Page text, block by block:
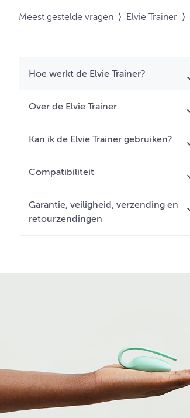
Meest gestelde vragen ⟩ Elvie Trainer ⟩
Hoe werkt de Elvie Trainer?
Over de Elvie Trainer
Kan ik de Elvie Trainer gebruiken?
Compatibiliteit
Garantie, veiligheid, verzending en
retourzendingen